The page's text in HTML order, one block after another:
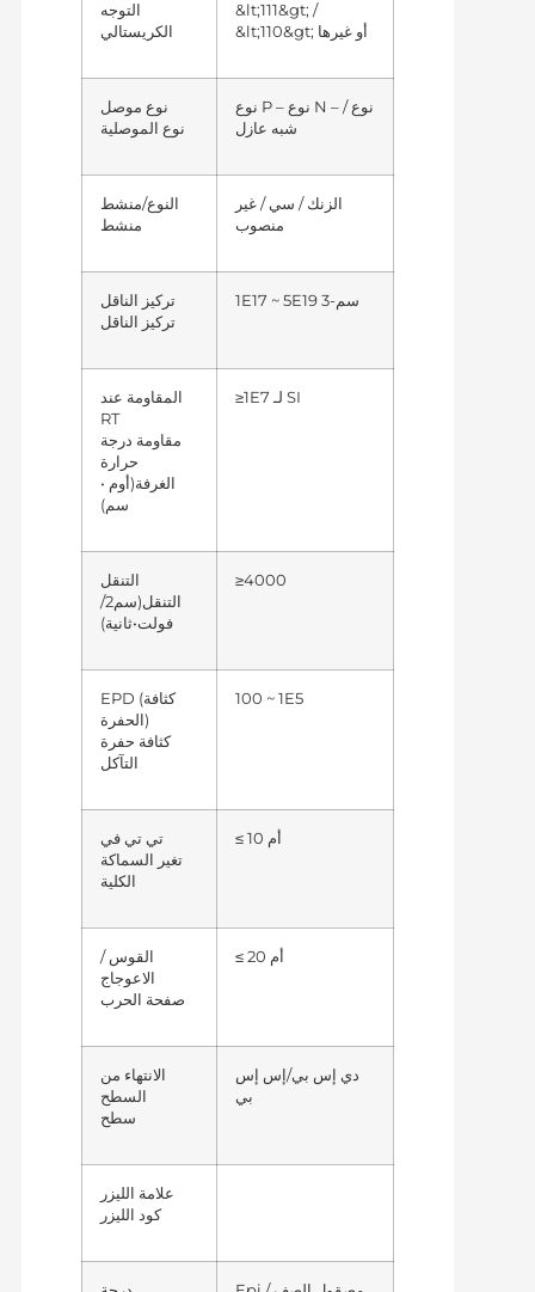
التوجه
الكريستالي
&lt;111&gt; /
نوع موصل
نوع الموصلية
نوع P – نوع N – نوع /
النوع/منشط
منشط
الزنك / سي / غير
منصوب
تركيز الناقل
تركيز الناقل
المقاومة عند
RT
مقاومة درجة
حرارة
الغرفة(أوم •
≥1E7 لـ SI
التنقل
التنقل
(سم2/
فولت•ثانية)
≥4000
EPD (كثافة
الحفرة)
كثافة حفرة
التآكل
100 ~ 1E5
تي تي في
تغير السماكة
الكلية
القوس /
الاعوجاج
صفحة الحرب
الانتهاء من
السطح
سطح
دي إس بي/إس إس
بي
علامة الليزر
كود الليزر